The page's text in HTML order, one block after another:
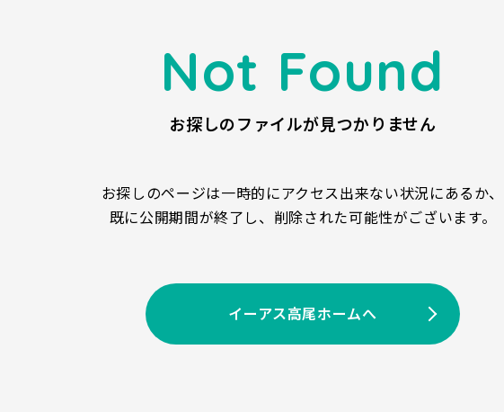
Not Found
お探しのファイルが見つかりません
お探しのページは一時的にアクセス出来ない状況にあるか、
既に公開期間が終了し、削除された可能性がございます。
イーアス高尾ホームへ